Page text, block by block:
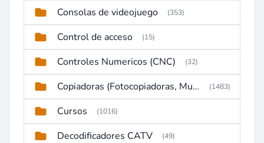
Consolas de videojuego (353)
Control de acceso (15)
Controles Numericos (CNC) (32)
Copiadoras (Fotocopiadoras, Multifunctions, Ploter, etc) (1483)
Cursos (1016)
Decodificadores CATV (49)